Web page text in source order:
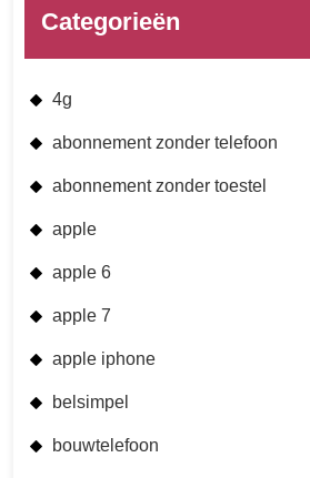
Categorieën
4g
abonnement zonder telefoon
abonnement zonder toestel
apple
apple 6
apple 7
apple iphone
belsimpel
bouwtelefoon